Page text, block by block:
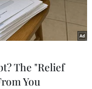
The "Relief
You